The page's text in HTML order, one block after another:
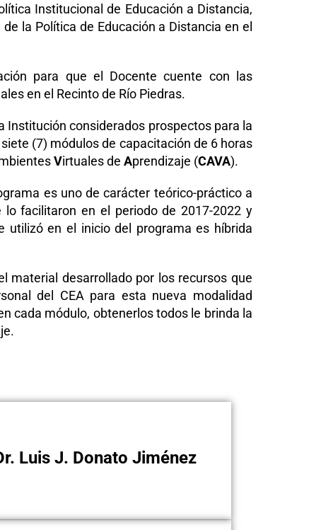
Institucional de Educación a Distancia,
la Política de Educación a Distancia en el
para que el Docente cuente con las
en el Recinto de Río Piedras.
Institución considerados prospectos para la
(7) módulos de capacitación de 6 horas
Virtuales de Aprendizaje (CAVA).
es uno de carácter teórico-práctico a
facilitaron en el periodo de 2017-2022 y
utilizó en el inicio del programa es híbrida
material desarrollado por los recursos que
del CEA para esta nueva modalidad
cada módulo, obtenerlos todos le brinda la
Luis J. Donato Jiménez